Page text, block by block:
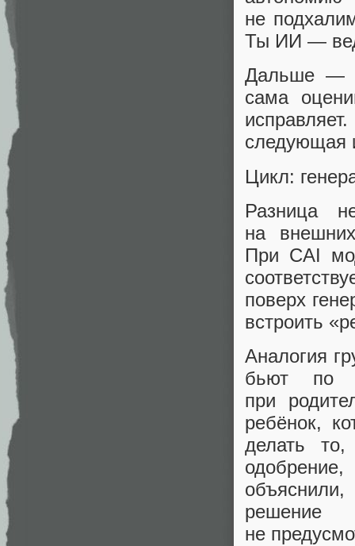
не
Ты ИИ —
Дальше —
сама
следующая
Цикл:
Разница
на
При CAI
поверх
встроить
Аналогия
бьют по
при
ребёнок,
делать
решение
не